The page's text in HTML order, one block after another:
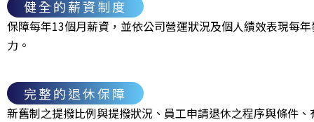
健全的薪資制度
保障每年13個月薪資，並依公司營運狀況及個人績效表現每
力。
完整的退休保障
新舊制之提撥比例與提撥狀況、員工申請退休之程序與條件